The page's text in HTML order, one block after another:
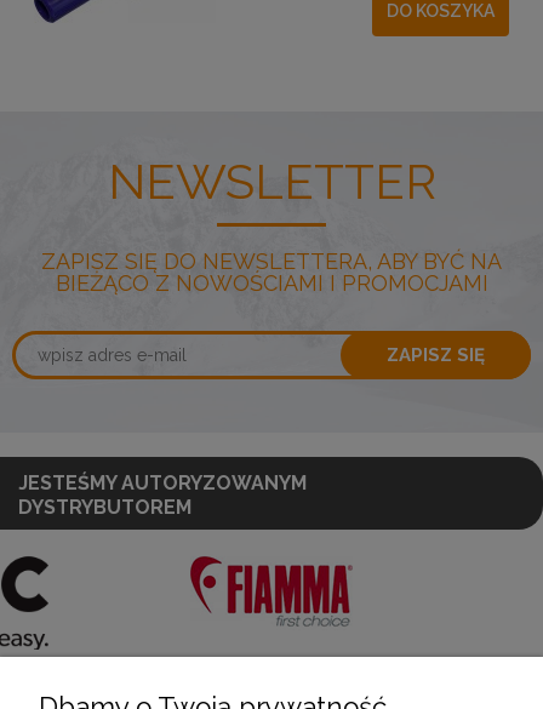
DO KOSZYKA
NEWSLETTER
ZAPISZ SIĘ DO NEWSLETTERA, ABY BYĆ NA
BIEŻĄCO Z NOWOŚCIAMI I PROMOCJAMI
ZAPISZ SIĘ
JESTEŚMY AUTORYZOWANYM
DYSTRYBUTOREM